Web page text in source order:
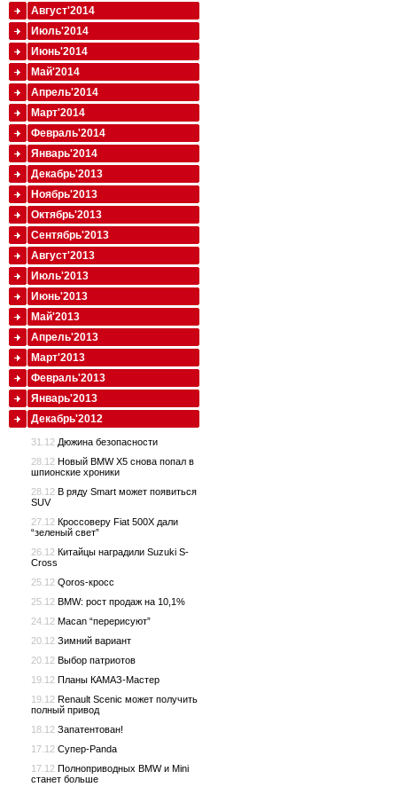
Август'2014
Июль'2014
Июнь'2014
Май'2014
Апрель'2014
Март'2014
Февраль'2014
Январь'2014
Декабрь'2013
Ноябрь'2013
Октябрь'2013
Сентябрь'2013
Август'2013
Июль'2013
Июнь'2013
Май'2013
Апрель'2013
Март'2013
Февраль'2013
Январь'2013
Декабрь'2012
31.12 Дюжина безопасности
28.12 Новый BMW X5 снова попал в
шпионские хроники
28.12 В ряду Smart может появиться
SUV
27.12 Кроссоверу Fiat 500X дали
“зеленый свет”
26.12 Китайцы наградили Suzuki S-
Cross
25.12 Qoros-кросс
25.12 BMW: рост продаж на 10,1%
24.12 Macan “перерисуют”
20.12 Зимний вариант
20.12 Выбор патриотов
19.12 Планы КАМАЗ-Мастер
19.12 Renault Scenic может получить
полный привод
18.12 Запатентован!
17.12 Супер-Panda
17.12 Полноприводных BMW и Mini
станет больше